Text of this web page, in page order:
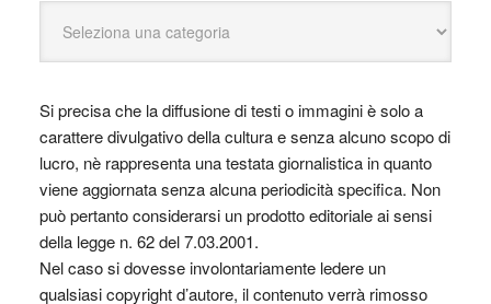
Si precisa che la diffusione di testi o immagini è solo a
carattere divulgativo della cultura e senza alcuno scopo di
lucro, nè rappresenta una testata giornalistica in quanto
viene aggiornata senza alcuna periodicità specifica. Non
può pertanto considerarsi un prodotto editoriale ai sensi
della legge n. 62 del 7.03.2001.
Nel caso si dovesse involontariamente ledere un
qualsiasi copyright d’autore, il contenuto verrà rimosso